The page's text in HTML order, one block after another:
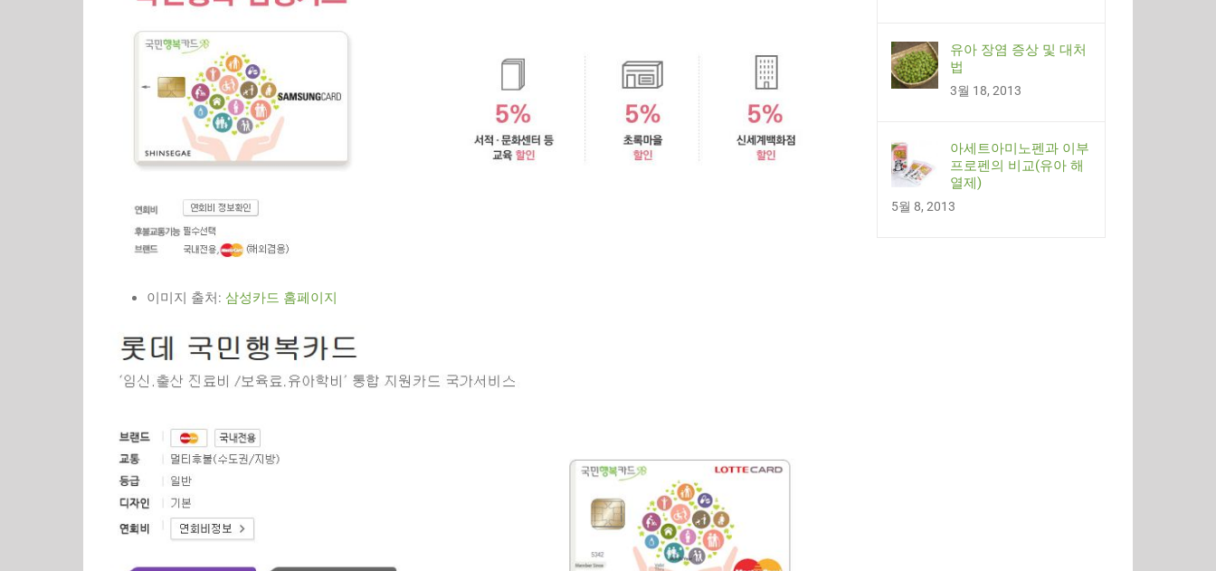
이미지 출처: 삼성카드 홈페이지
유아 장염 증상 및 대처
법
3월 18, 2013
아세트아미노펜과 이부
프로펜의 비교(유아 해
열제)
5월 8, 2013